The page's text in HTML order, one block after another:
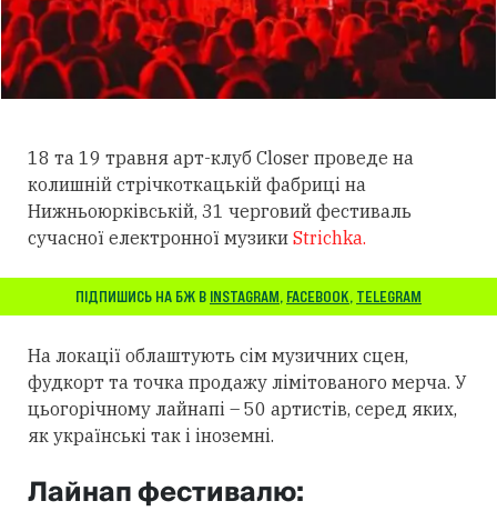
18 та 19 травня арт-клуб Closer проведе на
колишній стрічкоткацькій фабриці на
Нижньоюрківській, 31 черговий фестиваль
сучасної електронної музики Strichka.
ПІДПИШИСЬ НА БЖ В INSTAGRAM, FACEBOOK, TELEGRAM
На локації облаштують сім музичних сцен,
фудкорт та точка продажу лімітованого мерча. У
цьогорічному лайнапі – 50 артистів, серед яких,
як українські так і іноземні.
Лайнап фестивалю: